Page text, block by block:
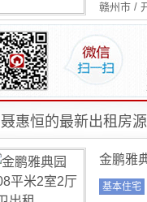
赣州市 /
聂惠恒的最新出租房
金鹏雅
基本住宅